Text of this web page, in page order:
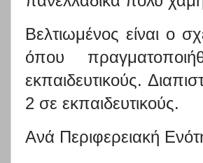
Βελτιωμένος είναι ο
όπου
εκπαιδευτικούς.
2 σε εκπαιδευτικούς.
Ανά Περιφερειακή